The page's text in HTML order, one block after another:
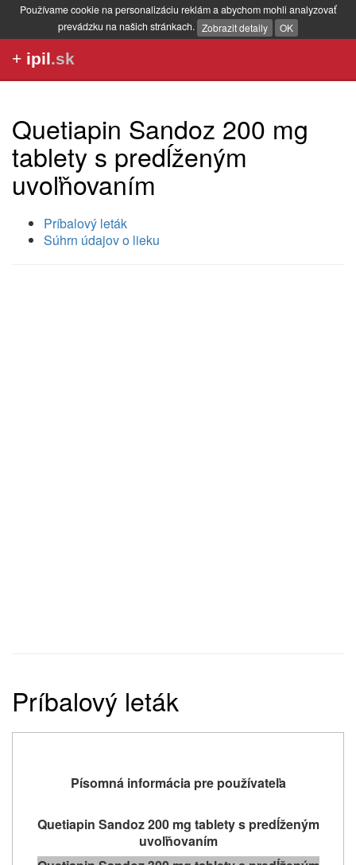
Používame cookie na personalizáciu reklám a abychom mohli analyzovať
prevádzku na našich stránkach. Zobrazit detaily OK
+ ipil.sk
Quetiapin Sandoz 200 mg
tablety s predĺženým
uvoľňovaním
Príbalový leták
Súhrn údajov o lieku
Príbalový leták
Písomná informácia pre používateľa
Quetiapin Sandoz 200 mg tablety s predĺženým
uvoľňovaním